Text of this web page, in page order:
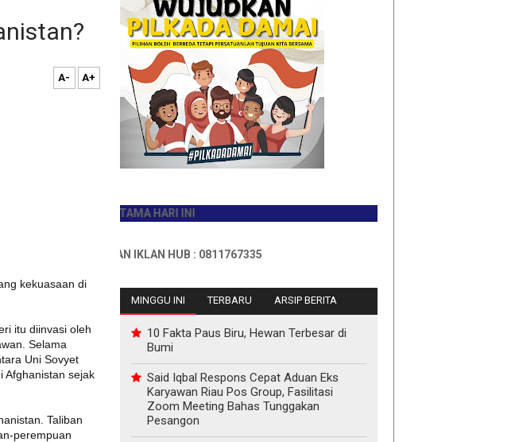
A- A+
kekuasaan di
itu diinvasi oleh
Selama
Uni Sovyet
Afghanistan sejak
Taliban
perempuan
PEMBACA PERTAMA HARI INI
PEMASANGAN IKLAN HUB : 0811767335
MINGGU INI TERBARU ARSIP BERITA
10 Fakta Paus Biru, Hewan Terbesar di
Bumi
Said Iqbal Respons Cepat Aduan Eks
Karyawan Riau Pos Group, Fasilitasi
Zoom Meeting Bahas Tunggakan
Pesangon